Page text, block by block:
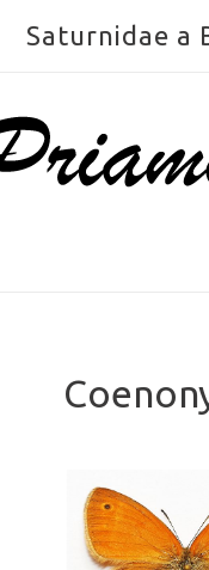
Saturnidae a